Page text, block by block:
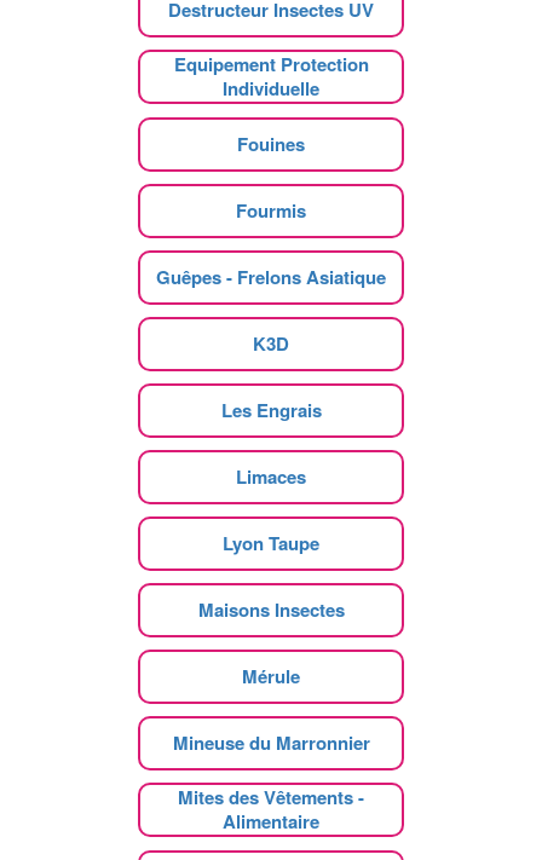
Destructeur Insectes UV
Equipement Protection
Individuelle
Fouines
Fourmis
Guêpes - Frelons Asiatique
K3D
Les Engrais
Limaces
Lyon Taupe
Maisons Insectes
Mérule
Mineuse du Marronnier
Mites des Vêtements -
Alimentaire